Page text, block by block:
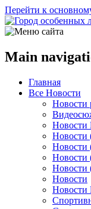
Перейти к
Main
Главная
Все Новости
Новости
Новости
Новости
Новости
Новости
Новости
Новости
Новости